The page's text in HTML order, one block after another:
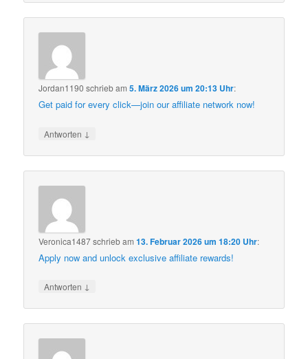
Jordan1190 schriebam5. März 2026 um 20:13 Uhr:
Get paid for every click—join our affiliate network now!
Antworten ↓
Veronica1487schriebam13. Februar 2026 um 18:20 Uhr:
Apply now and unlock exclusive affiliate rewards!
Antworten ↓